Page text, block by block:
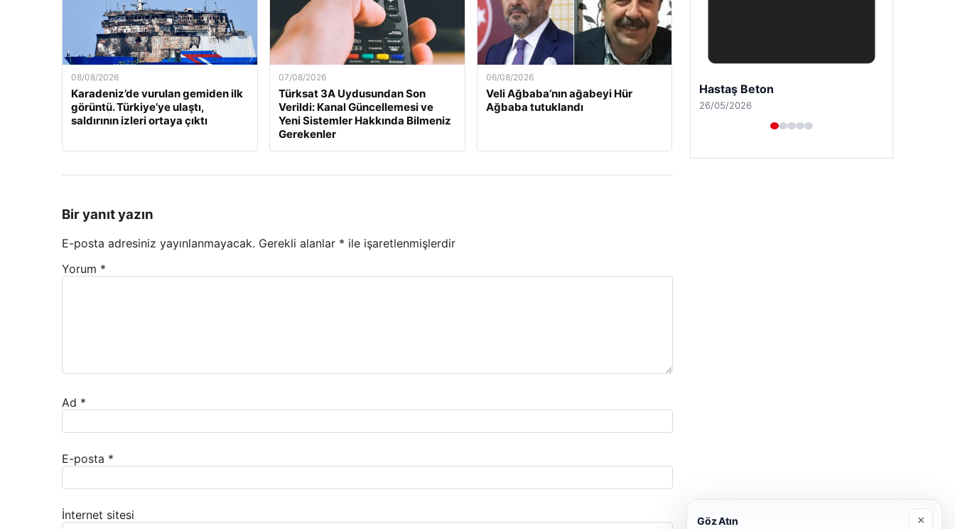
08/08/2026
Karadeniz’de vurulan gemiden ilk
görüntü. Türkiye’ye ulaştı,
saldırının izleri ortaya çıktı
07/08/2026
Türksat 3A Uydusundan Son
Verildi: Kanal Güncellemesi ve
Yeni Sistemler Hakkında Bilmeniz
Gerekenler
06/08/2026
Veli Ağbaba’nın ağabeyi Hür
Ağbaba tutuklandı
Bir yanıt yazın
E-posta adresiniz yayınlanmayacak. Gerekli alanlar * ile işaretlenmişlerdir
Yorum *
Ad *
E-posta *
İnternet sitesi
Enes Kaplan Avukatlık Bürosu
28/04/2026
Göz Atın ×